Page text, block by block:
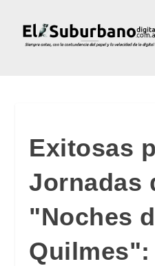
Exitosas
Jornadas
"Noches
Quilmes":